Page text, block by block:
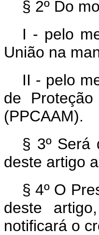
§ 2º Do
I - pelo
União na
II - pelo
de
(PPCAAM).
§ 3º
deste artigo
§ 4º O
deste
notificará o